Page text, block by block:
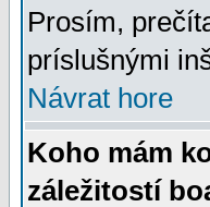
Prosím,
príslušnými
Návrat hore
Koho mám
záležitostí